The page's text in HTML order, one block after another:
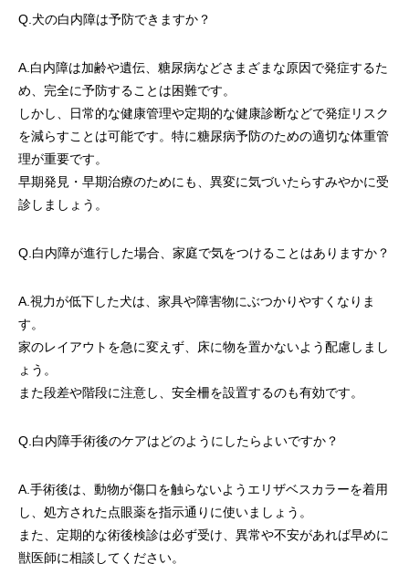
Q.犬の白内障は予防できますか？
A.白内障は加齢や遺伝、糖尿病などさまざまな原因で発症するた
め、完全に予防することは困難です。
しかし、日常的な健康管理や定期的な健康診断などで発症リスク
を減らすことは可能です。特に糖尿病予防のための適切な体重管
理が重要です。
早期発見・早期治療のためにも、異変に気づいたらすみやかに受
診しましょう。
Q.白内障が進行した場合、家庭で気をつけることはありますか？
A.視力が低下した犬は、家具や障害物にぶつかりやすくなりま
す。
家のレイアウトを急に変えず、床に物を置かないよう配慮しまし
ょう。
また段差や階段に注意し、安全柵を設置するのも有効です。
Q.白内障手術後のケアはどのようにしたらよいですか？
A.手術後は、動物が傷口を触らないようエリザベスカラーを着用
し、処方された点眼薬を指示通りに使いましょう。
また、定期的な術後検診は必ず受け、異常や不安があれば早めに
獣医師に相談してください。